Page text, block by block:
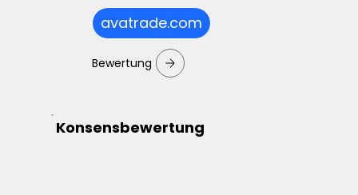
avatrade.com
Bewertung
Konsensbewertung